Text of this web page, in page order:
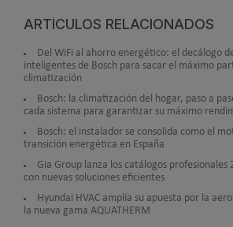
ARTÍCULOS RELACIONADOS
Del WiFi al ahorro energético: el decálogo
inteligentes de Bosch para sacar el máximo
climatización
Bosch: la climatización del hogar, paso a
cada sistema para garantizar su máximo
Bosch: el instalador se consolida como el
transición energética en España
Gia Group lanza los catálogos profesionales
con nuevas soluciones eficientes
Hyundai HVAC amplía su apuesta por la
la nueva gama AQUATHERM